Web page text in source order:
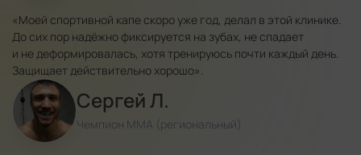
«Моей спортивной капе скоро уже год, делал в этой клинике.
До сих пор надёжно фиксируется на зубах, не спадает
и не деформировалась, хотя тренируюсь почти каждый день.
Защищает действительно хорошо».
Сергей Л.
Чемпион ММА (региональный)